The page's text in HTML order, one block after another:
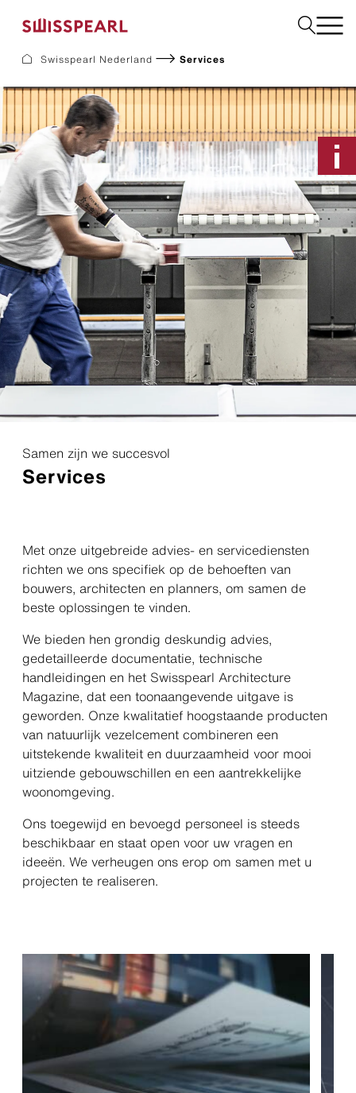
Bedrijf
Services
Inspiratie
Monster aanvragen
Duurzaamheid
Gevel
Dak
Bouw
Interieur
Downloads
Swisspearl Nederland Services
Samen zijn we succesvol
Services
Met onze uitgebreide advies- en servicediensten
richten we ons specifiek op de behoeften van
bouwers, architecten en planners, om samen de
beste oplossingen te vinden.
We bieden hen grondig deskundig advies,
gedetailleerde documentatie, technische
handleidingen en het Swisspearl Architecture
Magazine, dat een toonaangevende uitgave is
geworden. Onze kwalitatief hoogstaande producten
van natuurlijk vezelcement combineren een
uitstekende kwaliteit en duurzaamheid voor mooi
uitziende gebouwschillen en een aantrekkelijke
woonomgeving.
Ons toegewijd en bevoegd personeel is steeds
beschikbaar en staat open voor uw vragen en
ideeën. We verheugen ons erop om samen met u
projecten te realiseren.